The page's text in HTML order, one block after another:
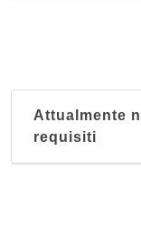
Attualmente
requisiti